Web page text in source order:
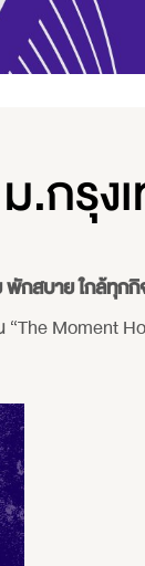
.กรุง
พักสบาย ใกล้ทุ
Moment